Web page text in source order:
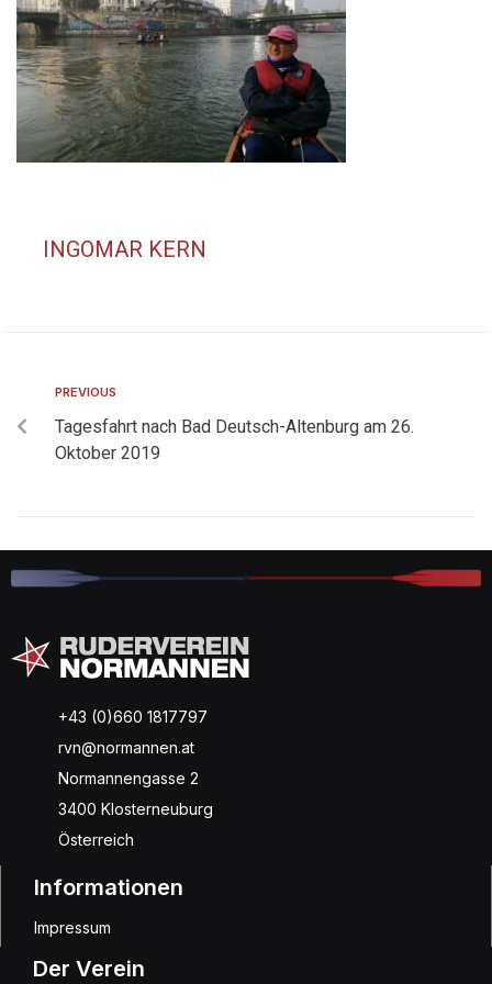
INGOMAR KERN
PREVIOUS
Tagesfahrt nach Bad Deutsch-Altenburg am 26.
Oktober 2019
+43 (0)660 1817797
rvn@normannen.at
Normannengasse 2
3400 Klosterneuburg
Österreich
Informationen
Impressum
Der Verein